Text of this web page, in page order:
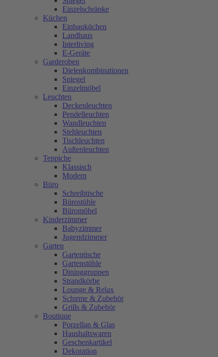
Einzelschränke
Küchen
Einbauküchen
Landhaus
Interliving
E-Geräte
Garderoben
Dielenkombinationen
Spiegel
Einzelmöbel
Leuchten
Deckenleuchten
Pendelleuchten
Wandleuchten
Stehleuchten
Tischleuchten
Außenleuchten
Teppiche
Klassisch
Modern
Büro
Schreibtische
Bürostühle
Büromöbel
Kinderzimmer
Babyzimmer
Jugendzimmer
Garten
Gartentische
Gartenstühle
Dininggruppen
Strandkörbe
Lounge & Relax
Schirme & Zubehör
Grills & Zubehör
Boutique
Porzellan & Glas
Haushaltswaren
Geschenkartikel
Dekoration